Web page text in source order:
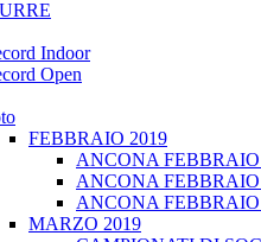
Indoor
Open
FEBBRAIO 2019
ANCONA FEBBRAIO
ANCONA
ANCONA
MARZO 2019